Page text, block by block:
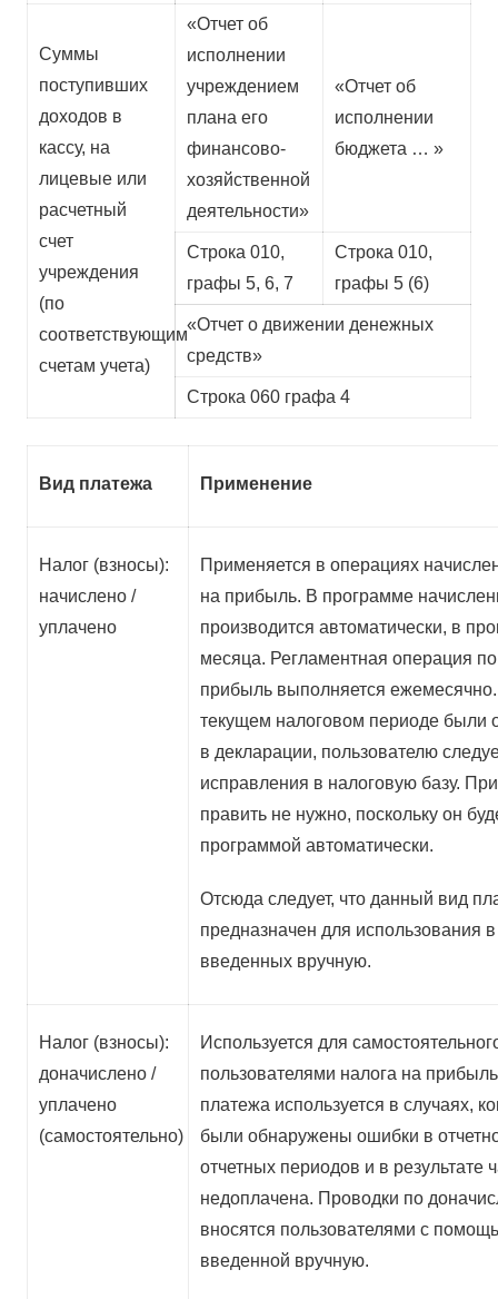
Суммы
поступивших
доходов в
кассу, на
лицевые или
расчетный
счет
учреждения
(по
соответствующим
счетам учета)
«Отчет об
исполнении
учреждением
плана его
финансово-
хозяйственной
деятельности»
«Отчет об
исполнении
бюджета … »
Строка 010,
графы 5, 6, 7
Строка 010,
графы 5 (6)
«Отчет о движении денежных
средств»
Строка 060 графа 4
Вид платежа Применение
Налог (взносы):
начислено /
уплачено
Применяется в операциях
на прибыль. В программе
производится автоматически, в
месяца. Регламентная операция по
прибыль выполняется
текущем налоговом периоде были
в декларации, пользователю
исправления в налоговую базу.
править не нужно, поскольку он
программой автоматически.
Отсюда следует, что данный вид
предназначен для использования
введенных вручную.
Налог (взносы):
доначислено /
уплачено
(самостоятельно)
Используется для
пользователями налога на
платежа используется в случаях,
были обнаружены ошибки в
отчетных периодов и в результате
недоплачена. Проводки по
вносятся пользователями с
введенной вручную.